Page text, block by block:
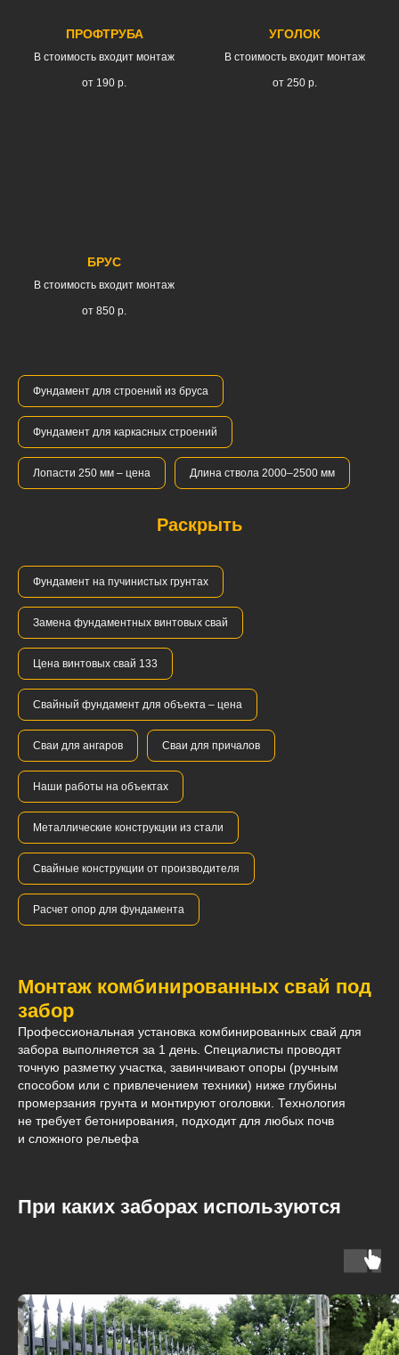
ПРОФТРУБА
В стоимость входит монтаж
от 190 р.
УГОЛОК
В стоимость входит монтаж
от 250 р.
БРУС
В стоимость входит монтаж
от 850 р.
Фундамент для строений из бруса
Фундамент для каркасных строений
Лопасти 250 мм – цена Длина ствола 2000–2500 мм
Раскрыть
Фундамент на пучинистых грунтах
Замена фундаментных винтовых свай
Цена винтовых свай 133
Свайный фундамент для объекта – цена
Сваи для ангаров Сваи для причалов
Наши работы на объектах
Металлические конструкции из стали
Свайные конструкции от производителя
Расчет опор для фундамента
Монтаж комбинированных свай под
забор
Профессиональная установка комбинированных свай для
забора выполняется за 1 день. Специалисты проводят
точную разметку участка, завинчивают опоры (ручным
способом или с привлечением техники) ниже глубины
промерзания грунта и монтируют оголовки. Технология
не требует бетонирования, подходит для любых почв
и сложного рельефа
При каких заборах используются